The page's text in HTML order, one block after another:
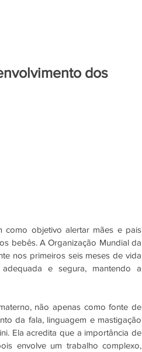
dos
como objetivo alertar mães e pais
bebês. A Organização Mundial da
nos primeiros seis meses de vida
e segura, mantendo a
não apenas como fonte de
da fala, linguagem e mastigação
Ela acredita que a importância de
envolve um trabalho complexo,